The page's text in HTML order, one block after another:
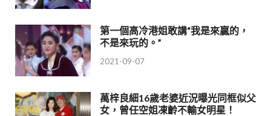
第一個高冷港姐敢講“我是來贏的，
不是來玩的。”
2021-09-07
萬梓良細16歲老婆近況曝光同框似父
女，曾任空姐凍齡不輸女明星！